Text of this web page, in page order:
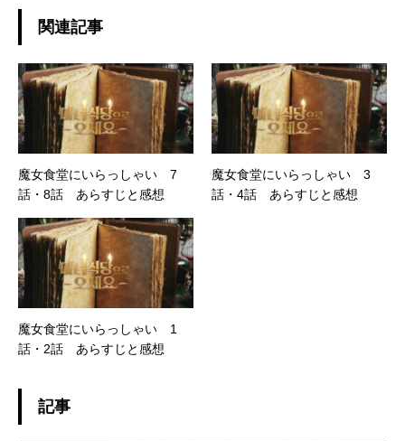
関連記事
魔女食堂にいらっしゃい 7
話・8話 あらすじと感想
魔女食堂にいらっしゃい 3
話・4話 あらすじと感想
魔女食堂にいらっしゃい 1
話・2話 あらすじと感想
記事